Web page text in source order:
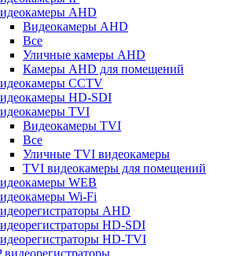
AHD
Видеокамеры AHD
Все
Уличные камеры AHD
Камеры AHD для помещений
CCTV
HD-SDI
TVI
Видеокамеры TVI
Все
Уличные TVI видеокамеры
TVI видеокамеры для помещений
WEB
Wi-Fi
AHD
HD-SDI
HD-TVI
видеорегистраторы